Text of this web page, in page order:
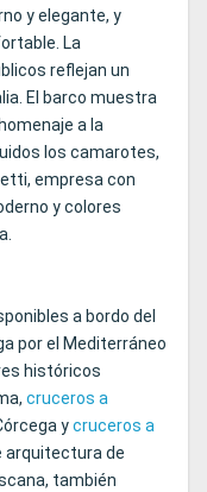
y elegante, y
La
reflejan un
El barco muestra
a la
los camarotes,
empresa con
y colores
a bordo del
por el Mediterráneo
históricos
cruceros a
ycruceros a
arquitectura de
también